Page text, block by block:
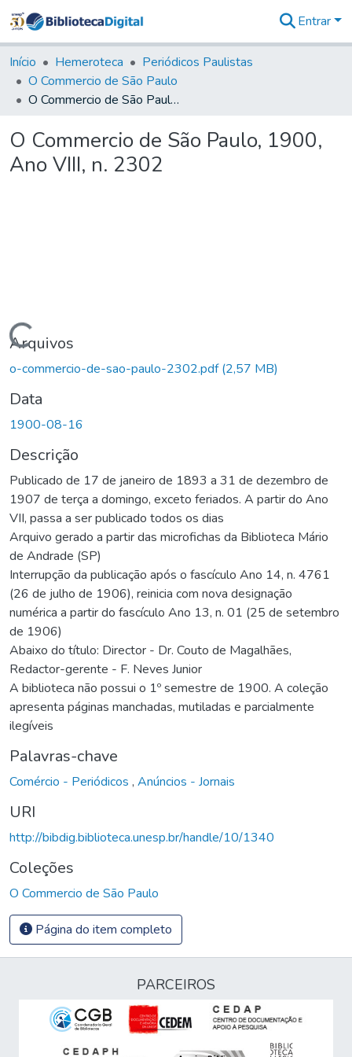
&
Coleções
Tudo na
Biblioteca
Estatísticas
Entrar
Início Hemeroteca
Periódicos Paulistas
O Commercio de São Paulo
O Commercio de São Paulo, 1900, Ano VIII, n. 2302
O Commercio de São Paulo, 1900,
Ano VIII, n. 2302
Carregando...
Arquivos
o-commercio-de-sao-paulo-2302.pdf(2,57 MB)
Data
1900-08-16
Descrição
Publicado de 17 de janeiro de 1893 a 31 de dezembro de
1907 de terça a domingo, exceto feriados. A partir do Ano
VII, passa a ser publicado todos os dias
Arquivo gerado a partir das microfichas da Biblioteca Mário
de Andrade (SP)
Interrupção da publicação após o fascículo Ano 14, n. 4761
(26 de julho de 1906), reinicia com nova designação
numérica a partir do fascículo Ano 13, n. 01 (25 de setembro
de 1906)
Abaixo do título: Director - Dr. Couto de Magalhães,
Redactor-gerente - F. Neves Junior
A biblioteca não possui o 1º semestre de 1900. A coleção
apresenta páginas manchadas, mutiladas e parcialmente
ilegíveis
Palavras-chave
Comércio - Periódicos , Anúncios - Jornais
URI
http://bibdig.biblioteca.unesp.br/handle/10/1340
Coleções
O Commercio de São Paulo
Página do item completo
PARCEIROS